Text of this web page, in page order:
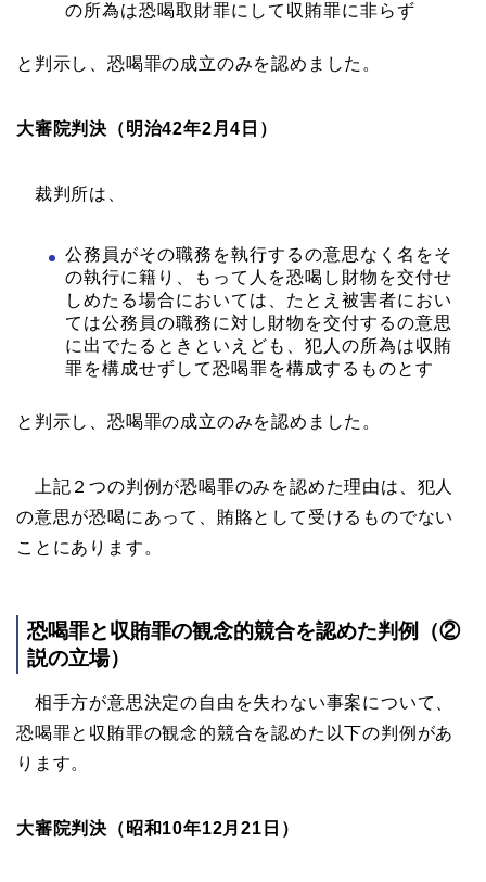
の所為は恐喝取財罪にして収賄罪に非らず
と判示し、恐喝罪の成立のみを認めました。
大審院判決（明治42年2月4日）
裁判所は、
公務員がその職務を執行するの意思なく名をそ
の執行に籍り、もって人を恐喝し財物を交付せ
しめたる場合においては、たとえ被害者におい
ては公務員の職務に対し財物を交付するの意思
に出でたるときといえども、犯人の所為は収賄
罪を構成せずして恐喝罪を構成するものとす
と判示し、恐喝罪の成立のみを認めました。
上記２つの判例が恐喝罪のみを認めた理由は、犯人
の意思が恐喝にあって、賄賂として受けるものでない
ことにあります。
恐喝罪と収賄罪の観念的競合を認めた判例（②
説の立場）
相手方が意思決定の自由を失わない事案について、
恐喝罪と収賄罪の観念的競合を認めた以下の判例があ
ります。
大審院判決（昭和10年12月21日）